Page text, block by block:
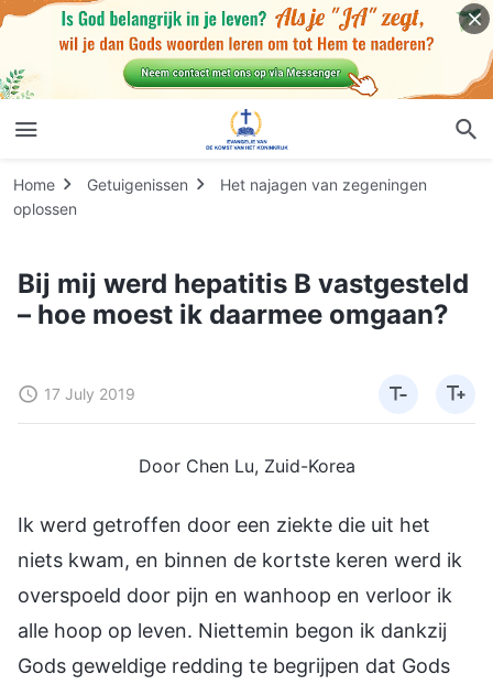
Home Getuigenissen
Het najagen van zegeningen
oplossen
Bij mij werd hepatitis B vastgesteld
– hoe moest ik daarmee omgaan?
17 July 2019
Door Chen Lu, Zuid-Korea
Ik werd getroffen door een ziekte die uit het
niets kwam, en binnen de kortste keren werd ik
overspoeld door pijn en wanhoop en verloor ik
alle hoop op leven. Niettemin begon ik dankzij
Gods geweldige redding te begrijpen dat Gods